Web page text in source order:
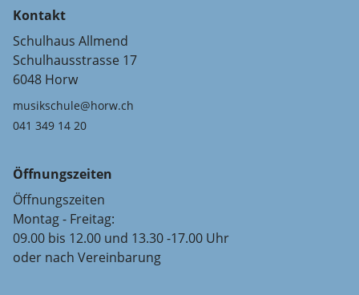
Kontakt
Schulhaus Allmend
Schulhausstrasse 17
6048 Horw
musikschule@horw.ch
041 349 14 20
Öffnungszeiten
Öffnungszeiten
Montag - Freitag:
09.00 bis 12.00 und 13.30 -17.00 Uhr
oder nach Vereinbarung